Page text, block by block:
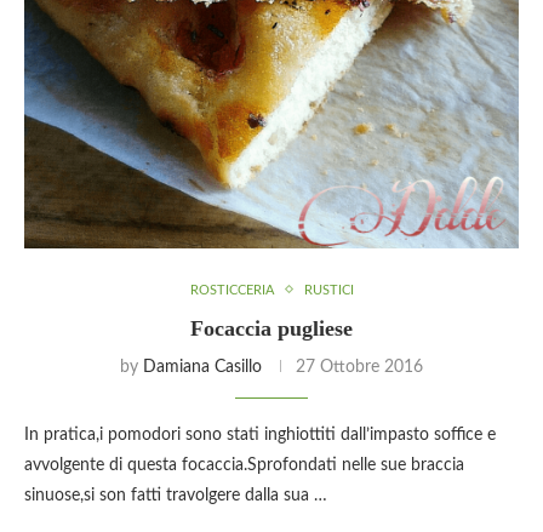
ROSTICCERIA RUSTICI
Focaccia pugliese
by Damiana Casillo 27 Ottobre 2016
In pratica,i pomodori sono stati inghiottiti dall’impasto soffice e
avvolgente di questa focaccia.Sprofondati nelle sue braccia
sinuose,si son fatti travolgere dalla sua …